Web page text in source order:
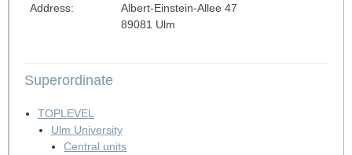
Address:
Albert-Einstein-Allee 47
89081 Ulm
Superordinate
TOPLEVEL
Ulm University
Central units